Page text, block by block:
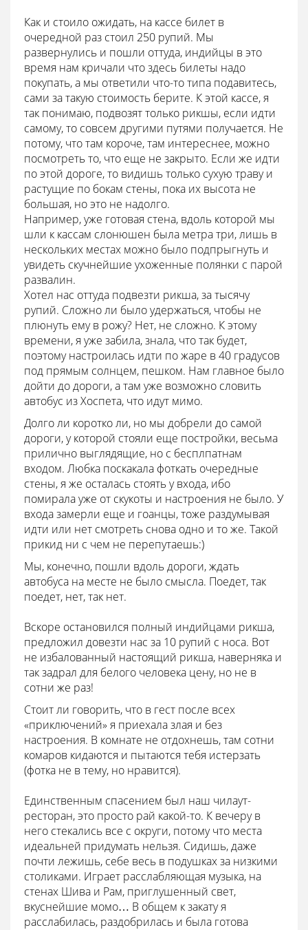
Как и стоило ожидать, на кассе билет в
очередной раз стоил 250 рупий. Мы
развернулись и пошли оттуда, индийцы в это
время нам кричали что здесь билеты надо
покупать, а мы ответили что-то типа подавитесь,
сами за такую стоимость берите. К этой кассе, я
так понимаю, подвозят только рикшы, если идти
самому, то совсем другими путями получается. Не
потому, что там короче, там интереснее, можно
посмотреть то, что еще не закрыто. Если же идти
по этой дороге, то видишь только сухую траву и
растущие по бокам стены, пока их высота не
большая, но это не надолго.
Например, уже готовая стена, вдоль которой мы
шли к кассам слонюшен была метра три, лишь в
нескольких местах можно было подпрыгнуть и
увидеть скучнейшие ухоженные полянки с парой
развалин.
Хотел нас оттуда подвезти рикша, за тысячу
рупий. Сложно ли было удержаться, чтобы не
плюнуть ему в рожу? Нет, не сложно. К этому
времени, я уже забила, знала, что так будет,
поэтому настроилась идти по жаре в 40 градусов
под прямым солнцем, пешком. Нам главное было
дойти до дороги, а там уже возможно словить
автобус из Хоспета, что идут мимо.
Долго ли коротко ли, но мы добрели до самой
дороги, у которой стояли еще постройки, весьма
прилично выглядящие, но с бесплпатнам
входом. Любка поскакала фоткать очередные
стены, я же осталась стоять у входа, ибо
помирала уже от скукоты и настроения не было. У
входа замерли еще и гоанцы, тоже раздумывая
идти или нет смотреть снова одно и то же. Такой
прикид ни с чем не перепутаешь:)
Мы, конечно, пошли вдоль дороги, ждать
автобуса на месте не было смысла. Поедет, так
поедет, нет, так нет.
Вскоре остановился полный индийцами рикша,
предложил довезти нас за 10 рупий с носа. Вот
не избалованный настоящий рикша, наверняка и
так задрал для белого человека цену, но не в
сотни же раз!
Стоит ли говорить, что в гест после всех
«приключений» я приехала злая и без
настроения. В комнате не отдохнешь, там сотни
комаров кидаются и пытаются тебя истерзать
(фотка не в тему, но нравится).
Единственным спасением был наш чилаут-
ресторан, это просто рай какой-то. К вечеру в
него стекались все с округи, потому что места
идеальней придумать нельзя. Сидишь, даже
почти лежишь, себе весь в подушках за низкими
столиками. Играет расслабляющая музыка, на
стенах Шива и Рам, приглушенный свет,
вкуснейшие момо… В общем к закату я
расслабилась, раздобрилась и была готова